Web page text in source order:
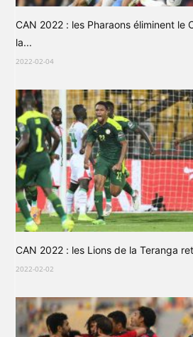
CAN 2022 : les Pharaons éliminent le
la...
2022-02-04
CAN 2022 : les Lions de la Teranga
2022-02-02